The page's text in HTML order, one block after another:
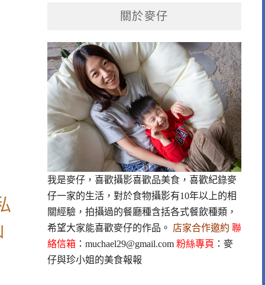
關於麥仔
我是麥仔，喜歡攝影喜歡品美食，喜歡紀錄麥
仔一家的生活，對於食物攝影有10年以上的相
關經驗，拍攝過的餐廳種含括各式餐飲種類，
希望大家能喜歡麥仔的作品。 店家合作邀約 聯
絡信箱： muchael29@gmail.com 粉絲專頁 ： 麥
仔與珍小姐的美食報報